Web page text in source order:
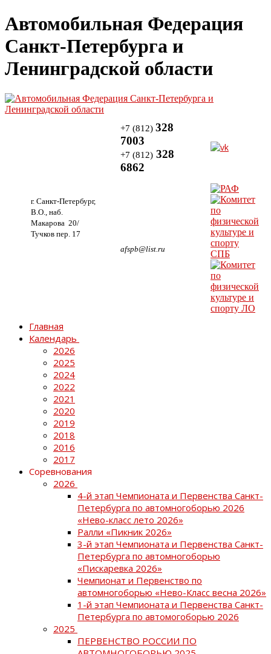
Автомобильная Федерация
Санкт-Петербурга и
Ленинградской области
г. Санкт-Петербург,
В.О., наб.
Макарова 20/
Тучков пер. 17
+7 (812) 328
7003
+7 (812) 328
6862
afspb@list.ru
Главная
Календарь
2026
2025
2024
2022
2021
2020
2019
2018
2016
2017
Соревнования
2026
4-й этап Чемпионата и Первенства Санкт-
Петербурга по автомногоборью 2026
«Нево-класс лето 2026»
Ралли «Пикник 2026»
3-й этап Чемпионата и Первенства Санкт-
Петербурга по автомногоборью
«Пискаревка 2026»
Чемпионат и Первенство по
автомногоборью «Нево-Класс весна 2026»
1-й этап Чемпионата и Первенства Санкт-
Петербурга по автомогоборью 2026
2025
ПЕРВЕНСТВО РОССИИ ПО